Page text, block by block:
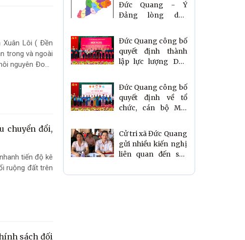
Xuân Lôi ( Đền
trong và ngoài
nguyên Đoàn
chuyển đổi,
tiến độ kê
ruộng đất trên
sách đối
Đức Quang - Ý
Đảng lòng dân
Đức Quang công bố
quyết định thành
lập lực lượng Dân
và tổng kết thi hành
các luật về quốc
phòng.
Đức Quang công bố
quyết định về tổ
chức, cán bộ Mặt
tổ chức chính trị -
xã hội sau sắp xếp
thôn.
Cử tri xã Đức Quang
gửi nhiều kiến nghị
liên quan đến sáp
họp thường lệ giữa